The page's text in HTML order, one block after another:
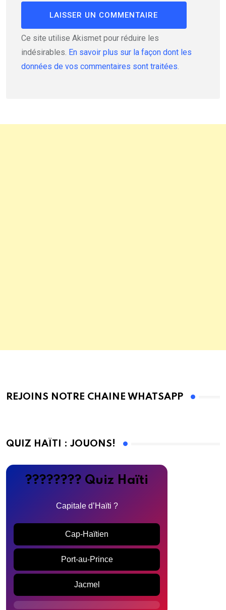
Ce site utilise Akismet pour réduire les
indésirables. En savoir plus sur la façon dont les
données de vos commentaires sont traitées.
REJOINS NOTRE CHAINE WHATSAPP
QUIZ HAÏTI : JOUONS!
???????? Quiz Haïti
Capitale d’Haïti ?
Cap-Haïtien
Port-au-Prince
Jacmel